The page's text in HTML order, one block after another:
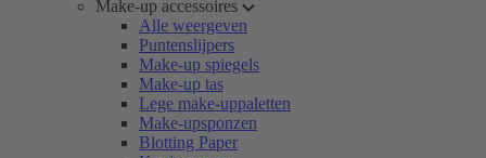
Make-up accessoires
Alle weergeven
Puntenslijpers
Make-up spiegels
Make-up tas
Lege make-uppaletten
Make-upsponzen
Blotting Paper